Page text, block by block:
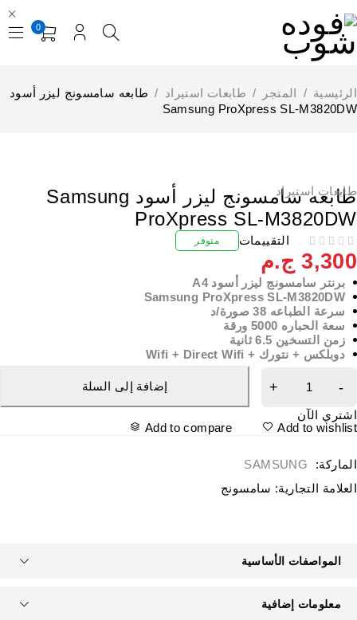
0
المتجر طابعات استيراد
طابعه سامسونج ليزر أسود
Samsung ProXpress SL-
استيراد
طابعه سامسونج ليزر أسود Samsung
ProXpress SL-
التقييمات متوفر
ج.م
برنتر سامسونج ليزر أسود A4
Samsung ProXpress SL-M3820DW
سرعة الطباعه 38 صورة/د
سعة الحباره 5000 ورقة
زمن التسخين 6.5 ثانية
دوبلكس + نتورك + Wifi + Direct Wifi
إضافة إلى السلة
الآن
Add to
Add to compare
SAMSUNG
التجارية: سامسونج
المواصفات الأساسية
معلومات إضافية